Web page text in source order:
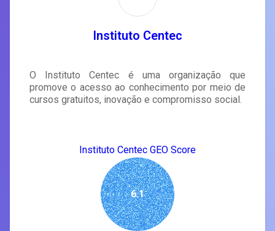
Instituto Centec
O Instituto Centec é uma organização que
promove o acesso ao conhecimento por meio de
cursos gratuitos, inovação e compromisso social.
Instituto Centec GEO Score
6.1